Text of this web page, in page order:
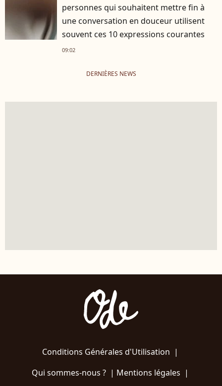
personnes qui souhaitent mettre fin à
une conversation en douceur utilisent
souvent ces 10 expressions courantes
09:02
DERNIÈRES NEWS
Conditions Générales d'Utilisation |
Qui sommes-nous ?| Mentions légales |